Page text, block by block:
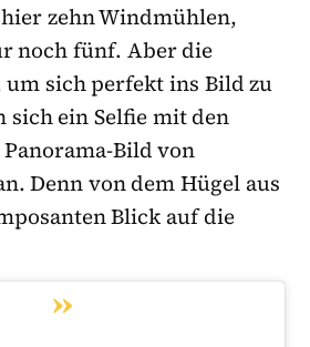
zehn Windmühlen,
noch fünf. Aber die
sich perfekt ins Bild zu
sich ein Selfie mit den
Bild von
Denn von dem Hügel aus
Blick auf die